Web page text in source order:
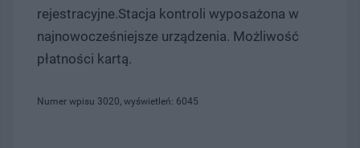
rejestracyjne.Stacja kontroli wyposażona w
najnowocześniejsze urządzenia. Możliwość
płatności kartą.
Numer wpisu 3020, wyświetleń: 6045